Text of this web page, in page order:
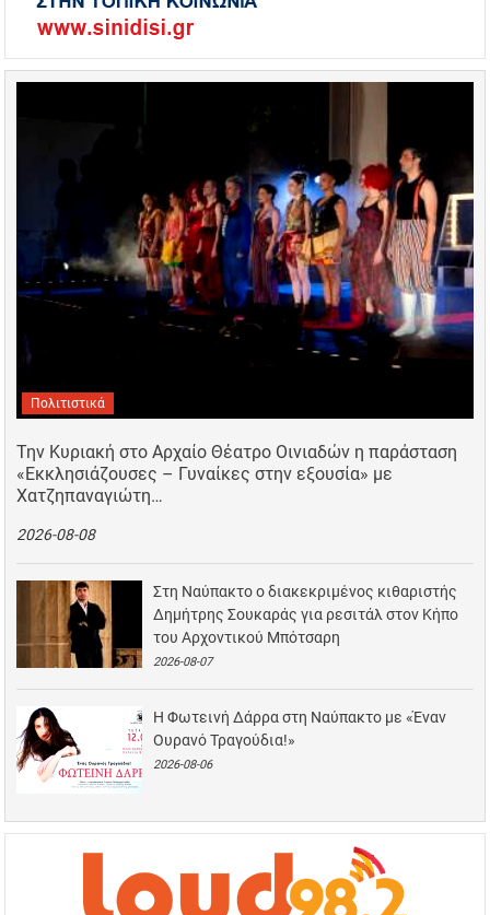
Πολιτιστικά
Την Κυριακή στο Αρχαίο Θέατρο Οινιαδών η παράσταση
«Εκκλησιάζουσες – Γυναίκες στην εξουσία» με
Χατζηπαναγιώτη…
2026-08-08
Στη Ναύπακτο ο διακεκριμένος κιθαριστής
Δημήτρης Σουκαράς για ρεσιτάλ στον Κήπο
του Αρχοντικού Μπότσαρη
2026-08-07
Η Φωτεινή Δάρρα στη Ναύπακτο με «Έναν
Ουρανό Τραγούδια!»
2026-08-06